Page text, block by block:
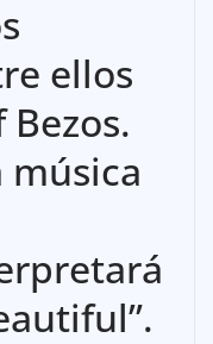
ellos
Bezos.
música